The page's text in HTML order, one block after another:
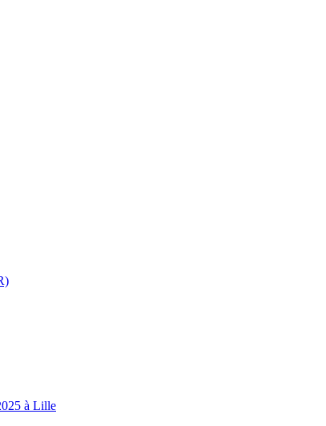
à Lille